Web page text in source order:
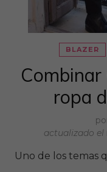
BLAZER
Combinar
ropa
actualizado el
Uno de los temas